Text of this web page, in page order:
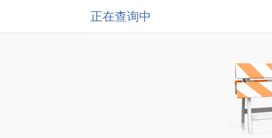
正在查询中